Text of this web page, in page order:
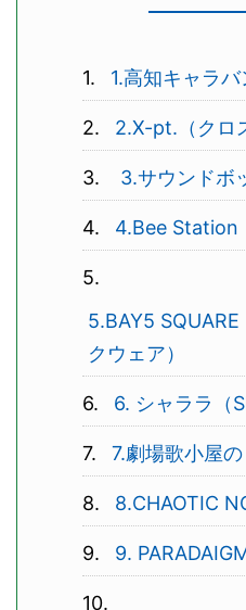
1.高知キャラバ
2.X-pt.（クロ
3.サウンドボ
4.Bee Station
5.BAY5
クウェア）
6. シャララ（
7.劇場歌小屋
8.CHAOTIC
9.